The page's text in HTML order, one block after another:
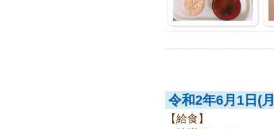
令和2年6月1日(
【給食】